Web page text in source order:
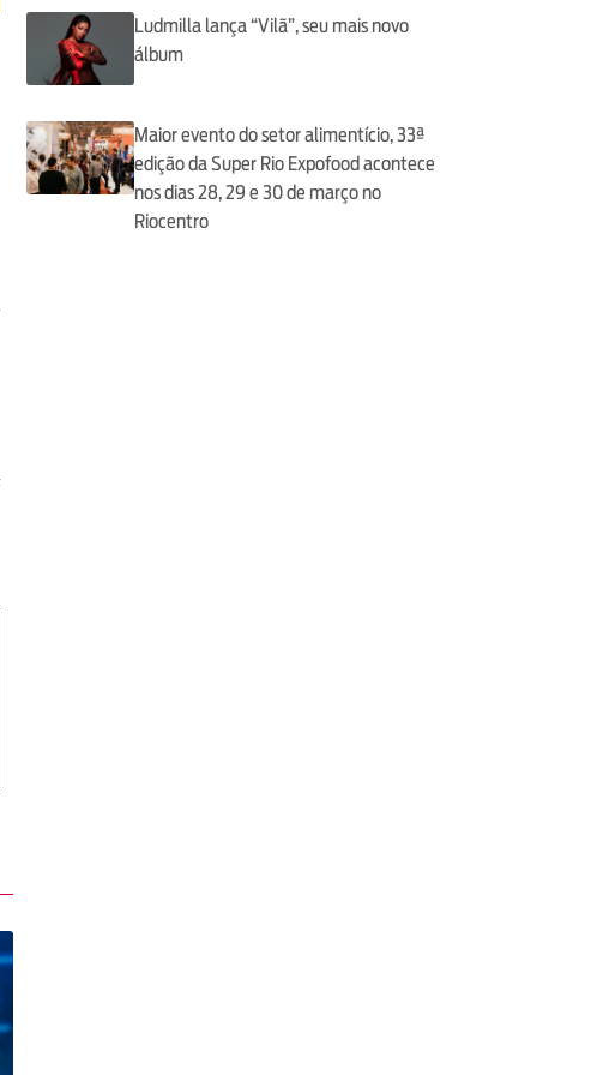
Ludmilla lança “Vilã”, seu mais novo
álbum
Maior evento do setor alimentício, 33ª
edição da Super Rio Expofood acontece
nos dias 28, 29 e 30 de março no
Riocentro